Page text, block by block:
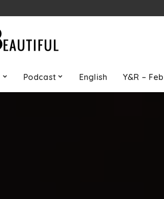
Podcast English Y&R –